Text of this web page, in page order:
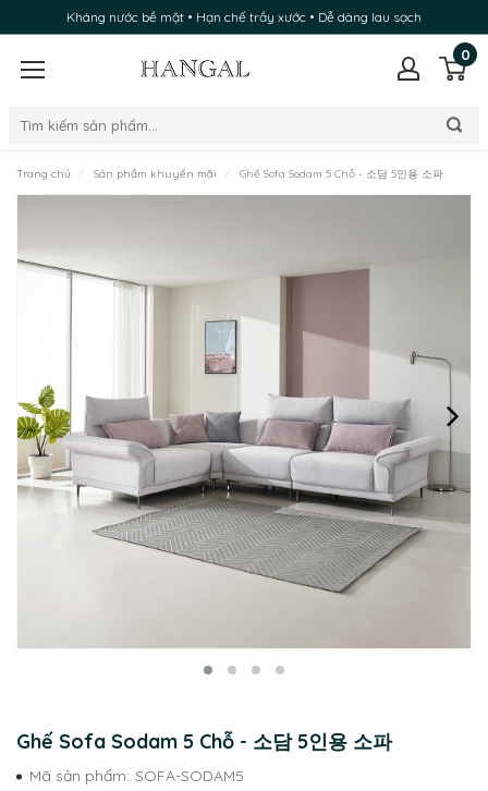
Kháng nước bề mặt • Hạn chế trầy xước • Dễ dàng lau sạch
0
Trang chủ Sản phẩm khuyến mãi Ghế Sofa Sodam 5 Chỗ - 소담 5인용 소파
Ghế Sofa Sodam 5 Chỗ - 소담 5인용 소파
Mã sản phẩm: SOFA-SODAM5